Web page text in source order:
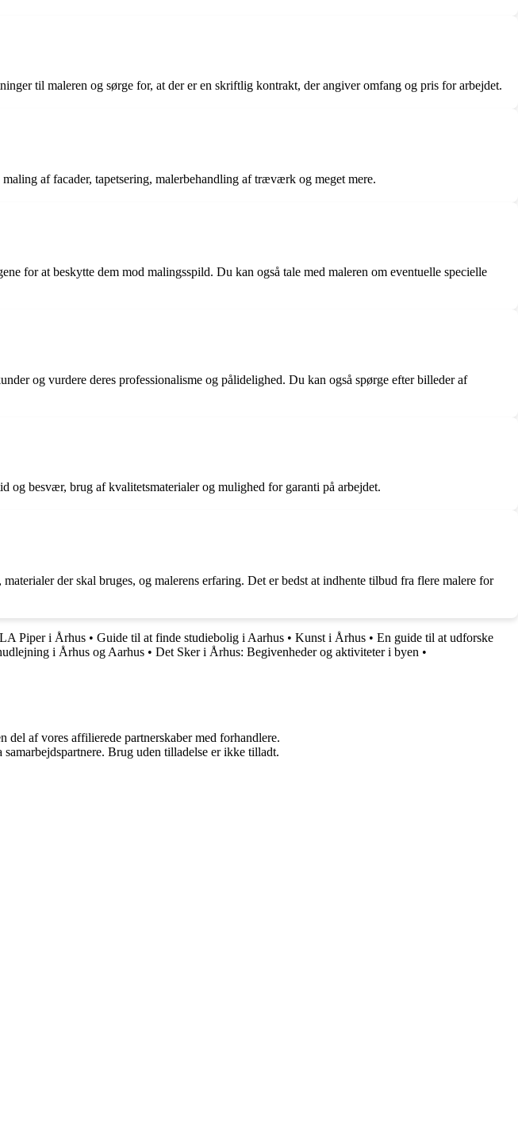
til maleren og sørge for, at der er en skriftlig kontrakt, der angiver omfang og pris for arbejdet.
af facader, tapetsering, malerbehandling af træværk og meget mere.
for at beskytte dem mod malingsspild. Du kan også tale med maleren om eventuelle specielle
og vurdere deres professionalisme og pålidelighed. Du kan også spørge efter billeder af
og besvær, brug af kvalitetsmaterialer og mulighed for garanti på arbejdet.
der skal bruges, og malerens erfaring. Det er bedst at indhente tilbud fra flere malere for
Piper i Århus • Guide til at finde studiebolig i Aarhus • Kunst i Århus • En guide til at udforske
i Århus og Aarhus • Det Sker i Århus: Begivenheder og aktiviteter i byen •
af vores affilierede partnerskaber med forhandlere.
Brug uden tilladelse er ikke tilladt.